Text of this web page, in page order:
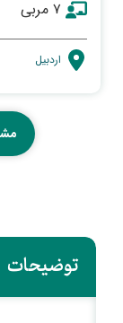
اردبیل
توضیحات